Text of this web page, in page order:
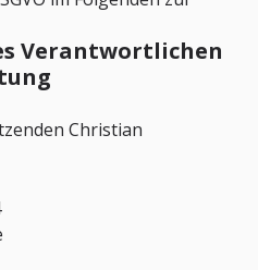
Verantwortlichen
Christian